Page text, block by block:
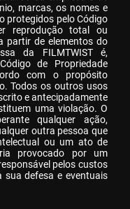
marcas, os nomes e
protegidos pelo Código
reprodução total ou
partir de elementos do
da FILMTWIST é,
de Propriedade
com o propósito
Todos os outros usos
e antecipadamente
uma violação. O
qualquer ação,
outra pessoa que
ou um ato de
provocado por um
pelos custos
sua defesa e eventuais